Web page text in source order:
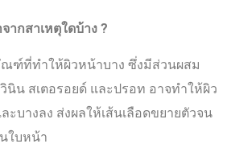
ากสาเหตุใดบ้าง ?
ฑ์ที่ทำให้ผิวหน้าบาง ซึ่งมีส่วนผสม
นิน สเตอรอยด์ และปรอท อาจทำให้ผิว
ะบางลง ส่งผลให้เส้นเลือดขยายตัวจน
ใบหน้า